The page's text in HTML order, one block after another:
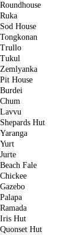
Roundhouse
Ruka
Sod House
Tongkonan
Trullo
Tukul
Zemlyanka
Pit House
Burdei
Chum
Lavvu
Shepards Hut
Yaranga
Yurt
Jurte
Beach Fale
Chickee
Gazebo
Palapa
Ramada
Iris Hut
Quonset Hut